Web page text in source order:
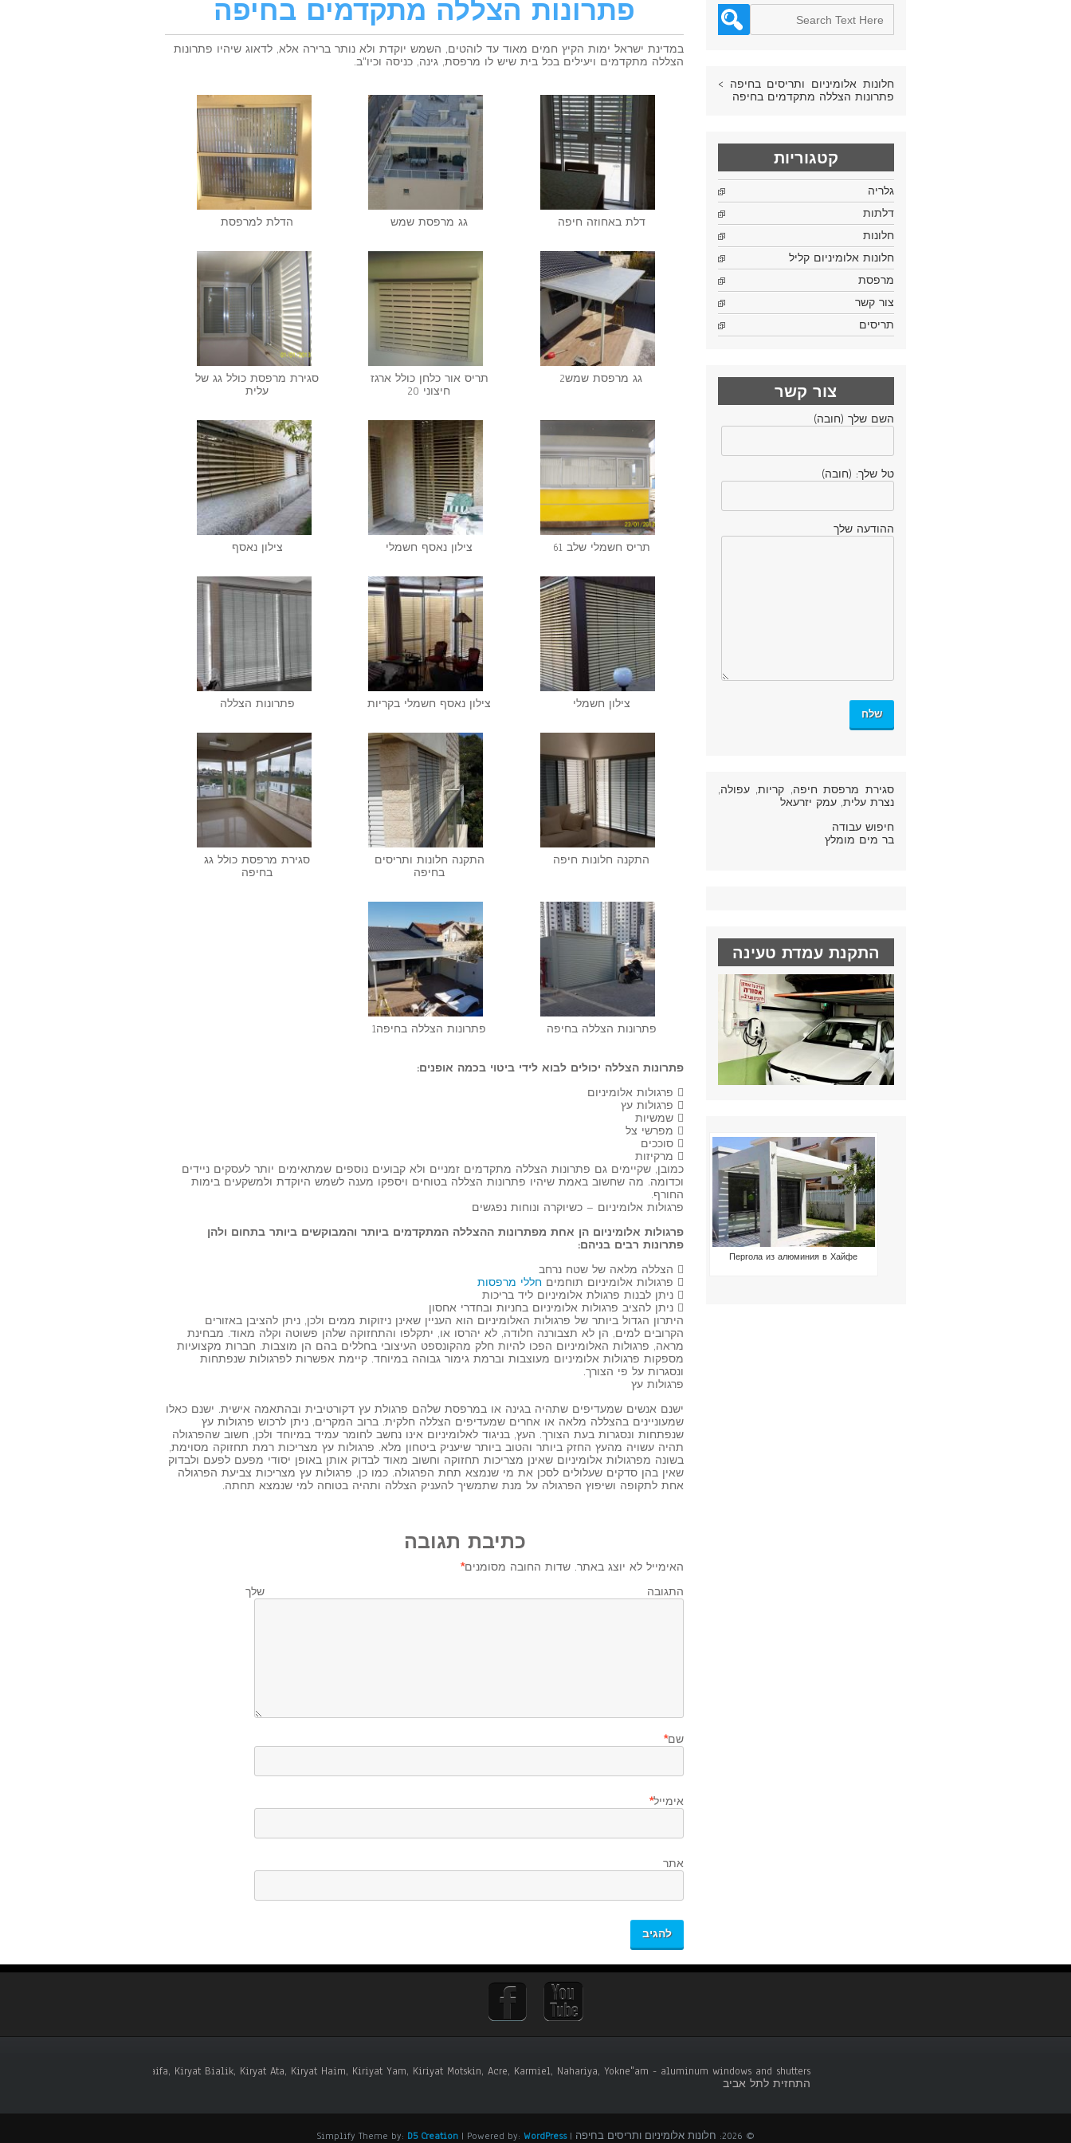
פתרונות הצללה מתקדמים בחיפה
במדינת ישראל ימות הקיץ חמים מאוד עד לוהטים, השמש יוקדת ולא נותר ברירה אלא, לדאוג שיהיו פתרונות
הצללה מתקדמים ויעילים בכל בית שיש לו מרפסת, גינה, כניסה וכיו"ב.
דלת באחוזה חיפה גג מרפסת שמש הדלת למרפסת
גג מרפסת שמש2
תריס אור כלחן כולל ארגז
חיצוני 20
סגירת מרפסת כולל גג של
עלית
תריס חשמלי שלב 61 צילון נאסף חשמלי‎ צילון נאסף
צילון חשמלי‎ צילון נאסף חשמלי‎ בקריות פתרונות הצללה
התקנה חלונות חיפה
התקנה חלונות ותריסים
בחיפה
סגירת מרפסת כולל גג
בחיפה
פתרונות הצללה בחיפה פתרונות הצללה בחיפה1
פתרונות הצללה יכולים לבוא לידי ביטוי בכמה אופנים:
 פרגולות אלומיניום
 פרגולות עץ
 שמשיות
 מפרשי צל
 סוככים
 מרקיזות
כמובן, שקיימים גם פתרונות הצללה מתקדמים זמניים ולא קבועים נוספים שמתאימים יותר לעסקים ניידים
וכדומה. מה שחשוב באמת שיהיו פתרונות הצללה בטוחים ויספקו מענה לשמש היוקדת ולמשקעים בימות
החורף.
פרגולות אלומיניום – כשיוקרה ונוחות נפגשים
פרגולות אלומיניום הן אחת מפתרונות ההצללה המתקדמים ביותר והמבוקשים ביותר בתחום ולהן
פתרונות רבים בניהם:
 הצללה מלאה של שטח נרחב
 פרגולות אלומיניום תוחמים
חללי מרפסות
 ניתן לבנות פרגולת אלומיניום ליד בריכות
 ניתן להציב פרגולות אלומיניום בחניות ובחדרי אחסון
היתרון הגדול ביותר של פרגולות האלומיניום הוא העניין שאינן ניזוקות ממים ולכן, ניתן להציבן באזורים
הקרובים למים, הן לא תצבורנה חלודה, לא יהרסו או, יתקלפו והתחזוקה שלהן פשוטה וקלה מאוד. מבחינת
מראה, פרגולות האלומיניום הפכו להיות חלק מהקונספט העיצובי בחללים בהם הן מוצבות. חברות מקצועיות
מספקות פרגולות אלומיניום מעוצבות וברמת גימור גבוהה במיוחד. קיימת אפשרות לפרגולות שנפתחות
ונסגרות על פי הצורך.
פרגולות עץ
ישנם אנשים שמעדיפים שתהיה בגינה או במרפסת שלהם פרגולת עץ דקורטיבית ובהתאמה אישית. ישנם כאלו
שמעוניינים בהצללה מלאה או אחרים שמעדיפים הצללה חלקית. ברוב המקרים, ניתן לרכוש פרגולות עץ
שנפתחות ונסגרות בעת הצורך. העץ, בניגוד לאלומיניום אינו נחשב לחומר עמיד במיוחד ולכן, חשוב שהפרגולה
תהיה עשויה מהעץ החזק ביותר והטוב ביותר שיעניק ביטחון מלא. פרגולות עץ מצריכות רמת תחזוקה מסוימת,
בשונה מפרגולות אלומיניום שאינן מצריכות תחזוקה וחשוב מאוד לבדוק אותן באופן יסודי מפעם לפעם ולבדוק
שאין בהן סדקים שעלולים לסכן את מי שנמצא תחת הפרגולה. כמו כן, פרגולות עץ מצריכות צביעת הפרגולה
אחת לתקופה ושיפוץ הפרגולה על מנת שתמשיך להעניק הצללה ותהיה בטוחה למי שנמצא תחתה.
כתיבת תגובה
האימייל לא יוצג באתר. שדות החובה מסומנים*
התגובה שלך
שם*
אימייל*
אתר
חלונות אלומיניום ותריסים בחיפה >
פתרונות הצללה מתקדמים בחיפה
קטגוריות
גלריה
דלתות
חלונות
חלונות אלומיניום קליל
מרפסת
צור קשר
תריסים
צור קשר
השם שלך (חובה)
טל שלך: (חובה)
ההודעה שלך
סגירת מרפסת חיפה, קריות, עפולה,
נצרת עלית, עמק יזרעאל
חיפוש עבודה
בר מים מומלץ
התקנת עמדת טעינה
Пергола из алюминия в Хайфе
Haifa, Kiryat Bialik, Kiryat Ata, Kiryat Haim, Kiriyat Yam, Kiriyat Motskin, Acre, Karmiel, Nahariya, Yokne"am - aluminum windows and shutters .
התחזית לתל אביב
© 2026: חלונות אלומיניום ותריסים בחיפה | Simplify Theme by:
D5 Creation| Powered by: WordPress